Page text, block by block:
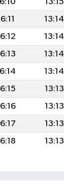
13:15
13:14
13:14
13:14
13:14
13:13
13:13
13:13
13:13